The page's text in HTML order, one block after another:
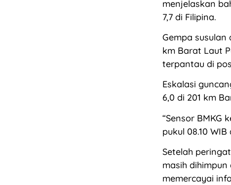
menjelaskan
7,7 di Filipina.
Gempa susulan
km Barat Laut
terpantau di
Eskalasi
6,0 di 201 km
“Sensor BMKG
pukul 08.10
Setelah
masih
memercayai